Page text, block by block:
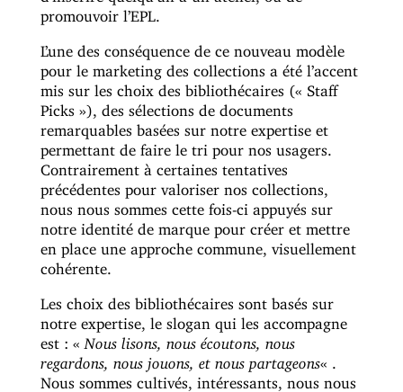
promouvoir l’EPL.
L’une des conséquence de ce nouveau modèle
pour le marketing des collections a été l’accent
mis sur les choix des bibliothécaires (« Staff
Picks »), des sélections de documents
remarquables basées sur notre expertise et
permettant de faire le tri pour nos usagers.
Contrairement à certaines tentatives
précédentes pour valoriser nos collections,
nous nous sommes cette fois-ci appuyés sur
notre identité de marque pour créer et mettre
en place une approche commune, visuellement
cohérente.
Les choix des bibliothécaires sont basés sur
notre expertise, le slogan qui les accompagne
est : « Nous lisons, nous écoutons, nous
regardons, nous jouons, et nous partageons« .
Nous sommes cultivés, intéressants, nous nous